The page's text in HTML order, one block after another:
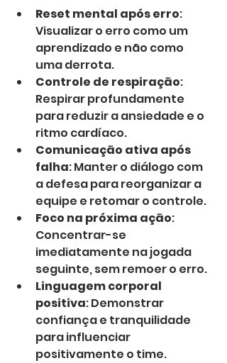
Reset mental após erro:
Visualizar o erro como um
aprendizado e não como
uma derrota.
Controle de respiração:
Respirar profundamente
para reduzir a ansiedade e o
ritmo cardíaco.
Comunicação ativa após
falha: Manter o diálogo com
a defesa para reorganizar a
equipe e retomar o controle.
Foco na próxima ação:
Concentrar-se
imediatamente na jogada
seguinte, sem remoer o erro.
Linguagem corporal
positiva: Demonstrar
confiança e tranquilidade
para influenciar
positivamente o time.